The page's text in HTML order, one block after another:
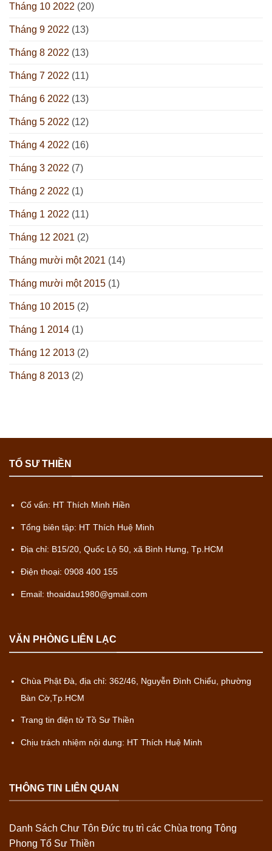
Tháng 10 2022 (20)
Tháng 9 2022 (13)
Tháng 8 2022 (13)
Tháng 7 2022 (11)
Tháng 6 2022 (13)
Tháng 5 2022 (12)
Tháng 4 2022 (16)
Tháng 3 2022 (7)
Tháng 2 2022 (1)
Tháng 1 2022 (11)
Tháng 12 2021 (2)
Tháng mười một 2021 (14)
Tháng mười một 2015 (1)
Tháng 10 2015 (2)
Tháng 1 2014 (1)
Tháng 12 2013 (2)
Tháng 8 2013 (2)
TỔ SƯ THIỀN
Cố vấn: HT Thích Minh Hiền
Tổng biên tập: HT Thích Huệ Minh
Địa chỉ: B15/20, Quốc Lộ 50, xã Bình Hưng, Tp.HCM
Điện thoại: 0908 400 155
Email: thoaidau1980@gmail.com
VĂN PHÒNG LIÊN LẠC
Chùa Phật Đà, địa chỉ: 362/46, Nguyễn Đình Chiểu, phường
Bàn Cờ,Tp.HCM
Trang tin điện tử Tồ Sư Thiền
Chịu trách nhiệm nội dung: HT Thích Huệ Minh
THÔNG TIN LIÊN QUAN
Danh Sách Chư Tôn Đức trụ trì các Chùa trong Tông
Phong Tổ Sư Thiền